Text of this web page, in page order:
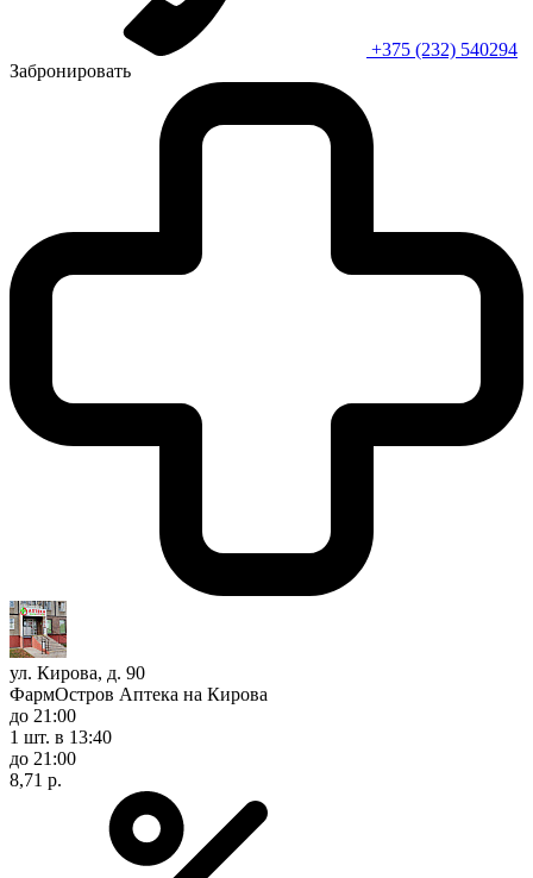
+375 (232) 540294
Забронировать
ул. Кирова, д. 90
ФармОстров Аптека на Кирова
до 21:00
1 шт. в 13:40
до 21:00
8,71 р.